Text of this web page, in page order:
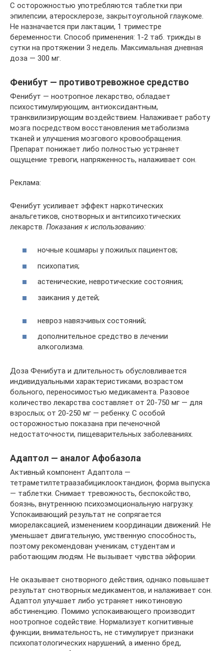
С осторожностью употребляются таблетки при
эпилепсии, атеросклерозе, закрытоугольной глаукоме.
Не назначается при лактации, 1 триместре
беременности. Способ применения: 1-2 таб. трижды в
сутки на протяжении 3 недель. Максимальная дневная
доза — 300 мг.
Фенибут — противотревожное средство
Фенибут — ноотропное лекарство, обладает
психостимулирующим, антиоксидантным,
транквилизирующим воздействием. Налаживает работу
мозга посредством восстановления метаболизма
тканей и улучшения мозгового кровообращения.
Препарат понижает либо полностью устраняет
ощущение тревоги, напряженность, налаживает сон.
Реклама:
Фенибут усиливает эффект наркотических
анальгетиков, снотворных и антипсихотических
лекарств. Показания к использованию:
ночные кошмары у пожилых пациентов;
психопатия;
астенические, невротические состояния;
заикания у детей;
невроз навязчивых состояний;
дополнительное средство в лечении
алкоголизма.
Доза Фенибута и длительность обусловливается
индивидуальными характеристиками, возрастом
больного, переносимостью медикамента. Разовое
количество лекарства составляет от 20-750 мг — для
взрослых; от 20-250 мг — ребенку. С особой
осторожностью показана при печеночной
недостаточности, пищеварительных заболеваниях.
Адаптол — аналог Афобазола
Активный компонент Адаптола —
тетраметилтетраазабициклооктандион, форма выпуска
— таблетки. Снимает тревожность, беспокойство,
боязнь, внутреннюю психоэмоциональную нагрузку.
Успокаивающий результат не сопрягается
миорелаксацией, изменением координации движений. Не
уменьшает двигательную, умственную способность,
поэтому рекомендован ученикам, студентам и
работающим людям. Не вызывает чувства эйфории.
Не оказывает снотворного действия, однако повышает
результат снотворных медикаментов, и налаживает сон.
Адаптол улучшает либо устраняет никотиновую
абстиненцию. Помимо успокаивающего производит
ноотропное содействие. Нормализует когнитивные
функции, внимательность, не стимулирует признаки
психопатологических нарушений, а именно бред,